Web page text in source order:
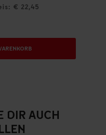
€ 22,45
DIR AUCH